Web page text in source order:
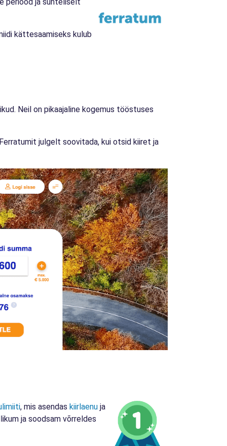
kättesaamiseks kulub
Neil on pikaajaline kogemus tööstuses
julgelt soovitada, kui otsid kiiret ja
, mis asendas kiirlaenu ja
ja soodsam võrreldes